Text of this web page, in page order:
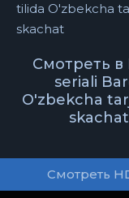
tilida O'zbekcha
skachat
Смотреть в
seriali
O'zbekcha
Смотреть